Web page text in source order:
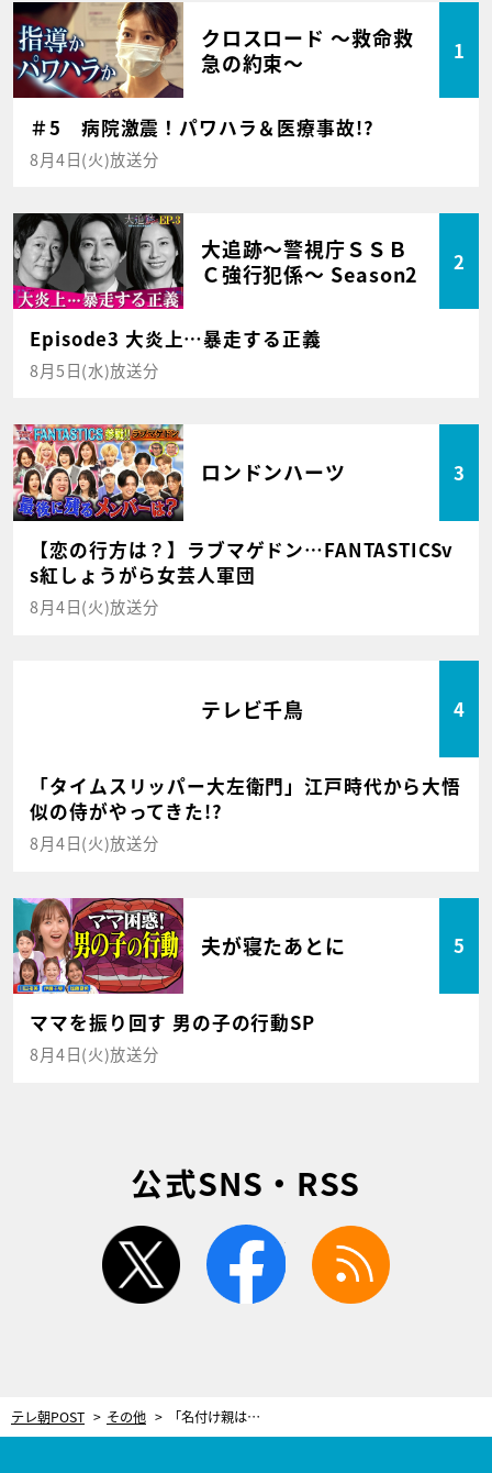
クロスロード ～救命救
急の約束～
1
＃5 病院激震！パワハラ＆医療事故!?
8月4日(火)放送分
大追跡～警視庁ＳＳＢ
Ｃ強行犯係～ Season2
2
Episode3 大炎上…暴走する正義
8月5日(水)放送分
ロンドンハーツ 3
【恋の行方は？】ラブマゲドン…FANTASTICSv
s紅しょうがら女芸人軍団
8月4日(火)放送分
テレビ千鳥 4
「タイムスリッパー大左衛門」江戸時代から大悟
似の侍がやってきた!?
8月4日(火)放送分
夫が寝たあとに 5
ママを振り回す 男の子の行動SP
8月4日(火)放送分
公式SNS・RSS
twitter facebook
テレ朝POST その他 「名付け親は僕」あおい輝彦が“ジャニーズ”命名の裏話を明かす